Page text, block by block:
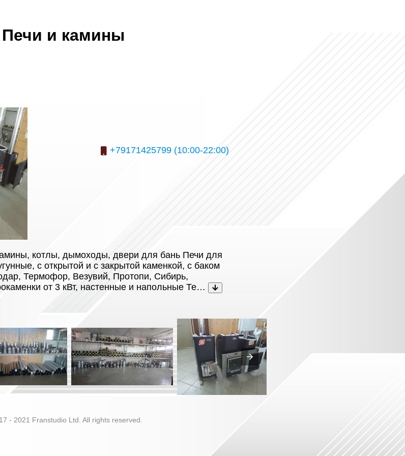
Печи и камины
+79171425799 (10:00-22:00)
котлы, дымоходы, двери для бань Печи для
с открытой и с закрытой каменкой, с баком
Термофор, Везувий, Протопи, Сибирь,
от 3 кВт, настенные и напольные Те…
- 2021 Franstudio Ltd. All rights reserved.